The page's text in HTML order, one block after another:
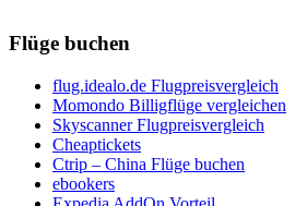
Flüge buchen
flug.idealo.de Flugpreisvergleich
Momondo Billigflüge vergleichen
Skyscanner Flugpreisvergleich
Cheaptickets
Ctrip – China Flüge buchen
ebookers